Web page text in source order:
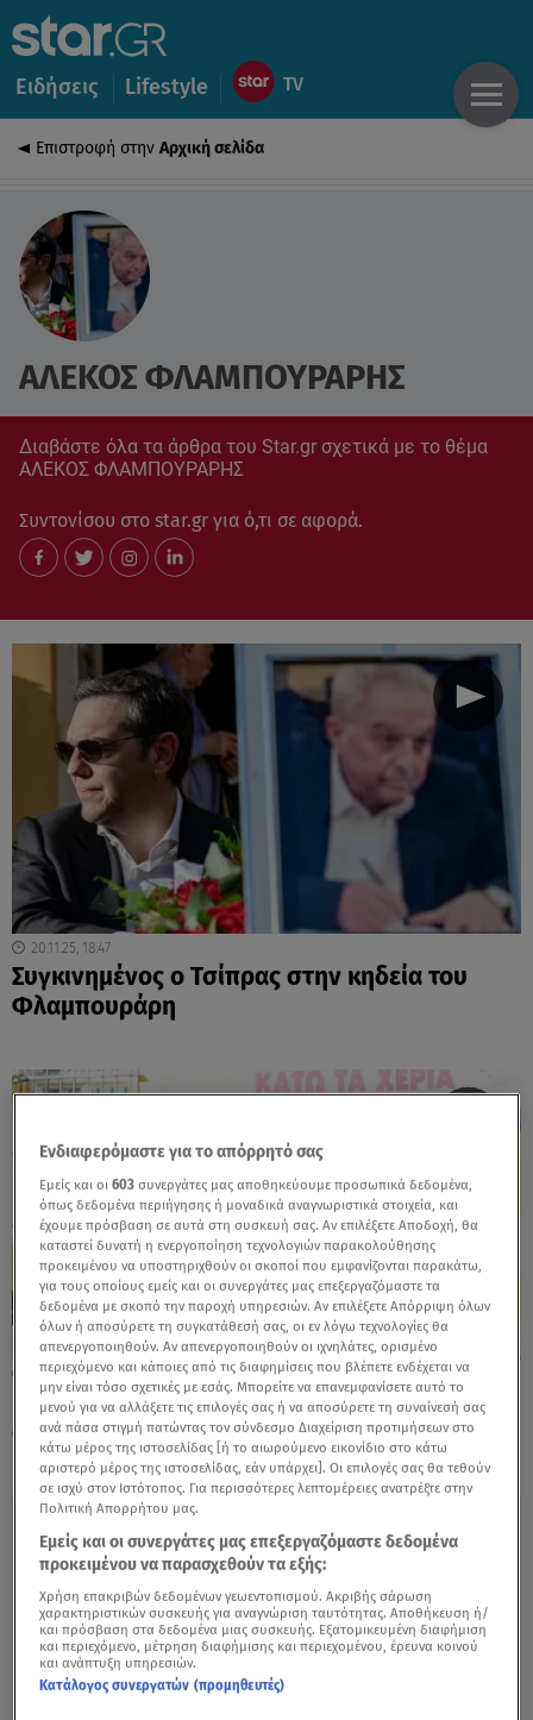
Ειδήσεις Lifestyle
Επιστροφή στην Αρχική σελίδα
ΑΛΕΚΟΣ ΦΛΑΜΠΟΥΡΑΡΗΣ
Διαβάστε όλα τα άρθρα του Star.gr σχετικά με το θέμα
ΑΛΕΚΟΣ ΦΛΑΜΠΟΥΡΑΡΗΣ
Συντονίσου στο star.gr για ό,τι σε αφορά.
20.11.25, 18:47
Συγκινημένος ο Τσίπρας στην κηδεία του
Φλαμπουράρη
20.11.25, 14:35
Κηδεία Φλαμπουράρη: Συντετριμμένοι η
σύζυγος και ο γιος του
Ενδιαφερόμαστε για το απόρρητό σας
Εμείς και οι603 συνεργάτες μας αποθηκεύουμε προσωπικά δεδομένα,
όπως δεδομένα περιήγησης ή μοναδικά αναγνωριστικά στοιχεία, και
έχουμε πρόσβαση σε αυτά στη συσκευή σας. Αν επιλέξετε Αποδοχή, θα
καταστεί δυνατή η ενεργοποίηση τεχνολογιών παρακολούθησης
προκειμένου να υποστηριχθούν οι σκοποί που εμφανίζονται παρακάτω,
για τους οποίους εμείς και οι συνεργάτες μας επεξεργαζόμαστε τα
δεδομένα με σκοπό την παροχή υπηρεσιών. Αν επιλέξετε Απόρριψη όλων
όλων ή αποσύρετε τη συγκατάθεσή σας, οι εν λόγω τεχνολογίες θα
απενεργοποιηθούν. Αν απενεργοποιηθούν οι ιχνηλάτες, ορισμένο
περιεχόμενο και κάποιες από τις διαφημίσεις που βλέπετε ενδέχεται να
μην είναι τόσο σχετικές με εσάς. Μπορείτε να επανεμφανίσετε αυτό το
μενού για να αλλάξετε τις επιλογές σας ή να αποσύρετε τη συναίνεσή σας
ανά πάσα στιγμή πατώντας τον σύνδεσμο Διαχείριση προτιμήσεων στο
κάτω μέρος της ιστοσελίδας [ή το αιωρούμενο εικονίδιο στο κάτω
αριστερό μέρος της ιστοσελίδας, εάν υπάρχει]. Οι επιλογές σας θα τεθούν
σε ισχύ στον Ιστότοπος. Για περισσότερες λεπτομέρειες ανατρέξτε στην
Πολιτική Απορρήτου μας.
Εμείς και οι συνεργάτες μας επεξεργαζόμαστε δεδομένα
προκειμένου να παρασχεθούν τα εξής:
Χρήση επακριβών δεδομένων γεωεντοπισμού. Ακριβής σάρωση
χαρακτηριστικών συσκευής για αναγνώριση ταυτότητας. Αποθήκευση ή/
και πρόσβαση στα δεδομένα μιας συσκευής. Εξατομικευμένη διαφήμιση
και περιεχόμενο, μέτρηση διαφήμισης και περιεχομένου, έρευνα κοινού
και ανάπτυξη υπηρεσιών.
Κατάλογος συνεργατών (προμηθευτές)